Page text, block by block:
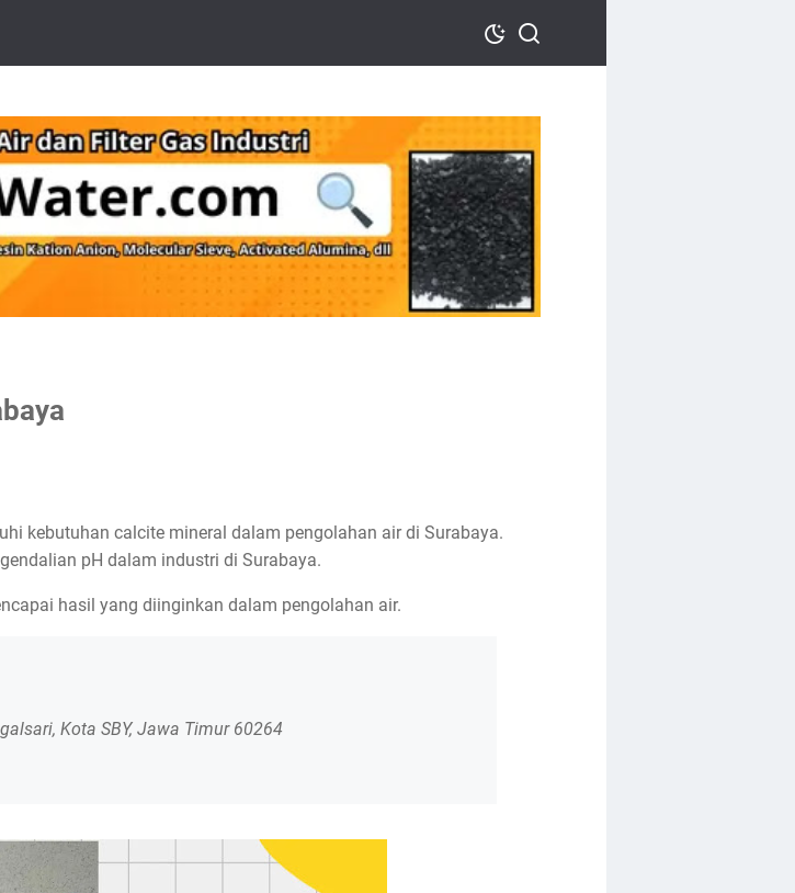
kebutuhan calcite mineral dalam pengolahan air di Surabaya.
pH dalam industri di Surabaya.
hasil yang diinginkan dalam pengolahan air.
Kota SBY, Jawa Timur 60264